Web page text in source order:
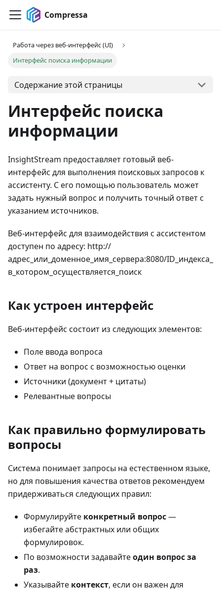
Compressa
Работа через веб-интерфейс (UI)
Интерфейс поиска информации
Содержание этой страницы
Интерфейс поиска
информации
InsightStream предоставляет готовый веб-
интерфейс для выполнения поисковых запросов к
ассистенту. С его помощью пользователь может
задать нужный вопрос и получить точный ответ с
указанием источников.
Веб-интерфейс для взаимодействия с ассистентом
доступен по адресу: http://
адрес_или_доменное_имя_сервера:8080/ID_индекса_
в_котором_осуществляется_поиск
Как устроен интерфейс
Веб-интерфейс состоит из следующих элементов:
Поле ввода вопроса
Ответ на вопрос с возможностью оценки
Источники (документ + цитаты)
Релевантные вопросы
Как правильно формулировать
вопросы
Система понимает запросы на естественном языке,
но для повышения качества ответов рекомендуем
придерживаться следующих правил:
Формулируйте конкретный вопрос—
избегайте абстрактных или общих
формулировок.
По возможности задавайтеодин вопрос за
раз.
Указывайте контекст, если он важен для